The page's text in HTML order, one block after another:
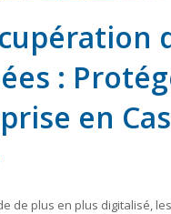
:
en
de plus en plus digitalisé,